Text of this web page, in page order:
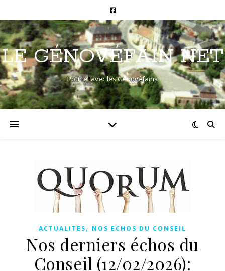
LE GÉNOVÉFAIN NET
Pour et avec les Génovéfains
ACTUALITES, NOS ECHOS DU CONSEIL
Nos derniers échos du
Conseil (12/02/2026):